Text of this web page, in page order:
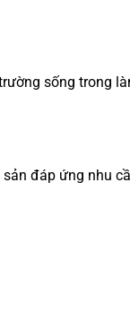
sống trong
đáp ứng nhu